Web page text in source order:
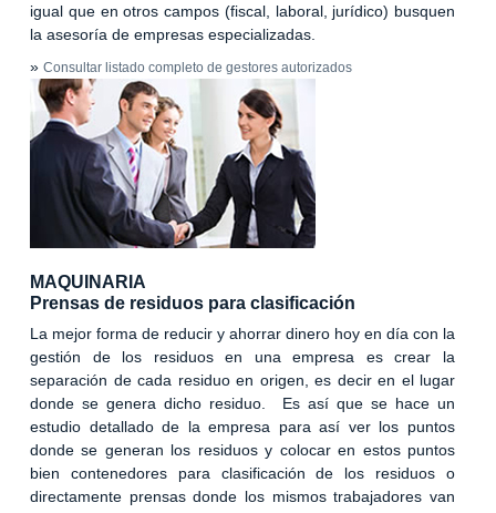
igual que en otros campos (fiscal, laboral, jurídico) busquen
la asesoría de empresas especializadas.
» Consultar listado completo de gestores autorizados
MAQUINARIA
Prensas de residuos para clasificación
La mejor forma de reducir y ahorrar dinero hoy en día con la
gestión de los residuos en una empresa es crear la
separación de cada residuo en origen, es decir en el lugar
donde se genera dicho residuo. Es así que se hace un
estudio detallado de la empresa para así ver los puntos
donde se generan los residuos y colocar en estos puntos
bien contenedores para clasificación de los residuos o
directamente prensas donde los mismos trabajadores van